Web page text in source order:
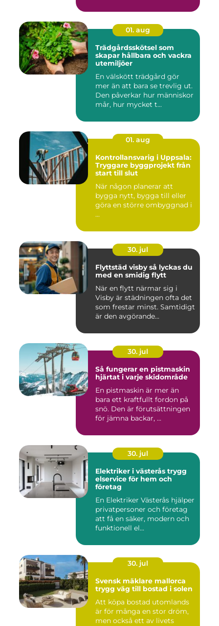
01. aug
Trädgårdsskötsel som
skapar hållbara och vackra
utemiljöer
En välskött trädgård gör
mer än att bara se trevlig ut.
Den påverkar hur människor
mår, hur mycket t...
01. aug
Kontrollansvarig i Uppsala:
Tryggare byggprojekt från
start till slut
När någon planerar att
bygga nytt, bygga till eller
göra en större ombyggnad i
...
30. jul
Flyttstäd visby så lyckas du
med en smidig flytt
När en flytt närmar sig i
Visby är städningen ofta det
som frestar minst. Samtidigt
är den avgörande...
30. jul
Så fungerar en pistmaskin
hjärtat i varje skidområde
En pistmaskin är mer än
bara ett kraftfullt fordon på
snö. Den är förutsättningen
för jämna backar, ...
30. jul
Elektriker i västerås trygg
elservice för hem och
företag
En Elektriker Västerås hjälper
privatpersoner och företag
att få en säker, modern och
funktionell el...
30. jul
Svensk mäklare mallorca
trygg väg till bostad i solen
Att köpa bostad utomlands
är för många en stor dröm,
men också ett av livets